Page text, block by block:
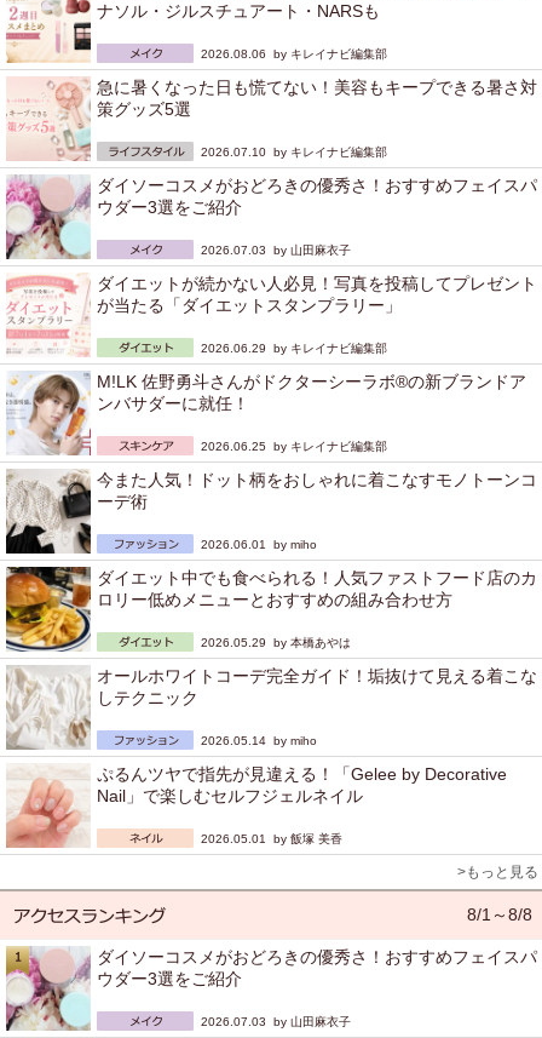
ナソル・ジルスチュアート・NARSも
2026.08.06 by キレイナビ編集部
急に暑くなった日も慌てない！美容もキープできる暑さ対
策グッズ5選
2026.07.10 by キレイナビ編集部
ダイソーコスメがおどろきの優秀さ！おすすめフェイスパ
ウダー3選をご紹介
2026.07.03 by 山田麻衣子
ダイエットが続かない人必見！写真を投稿してプレゼント
が当たる「ダイエットスタンプラリー」
2026.06.29 by キレイナビ編集部
M!LK 佐野勇斗さんがドクターシーラボ®の新ブランドア
ンバサダーに就任！
2026.06.25 by キレイナビ編集部
今また人気！ドット柄をおしゃれに着こなすモノトーンコ
ーデ術
2026.06.01 by miho
ダイエット中でも食べられる！人気ファストフード店のカ
ロリー低めメニューとおすすめの組み合わせ方
2026.05.29 by 本橋あやは
オールホワイトコーデ完全ガイド！垢抜けて見える着こな
しテクニック
2026.05.14 by miho
ぷるんツヤで指先が見違える！「Gelee by Decorative
Nail」で楽しむセルフジェルネイル
2026.05.01 by 飯塚 美香
>もっと見る
8/1～8/8
ダイソーコスメがおどろきの優秀さ！おすすめフェイスパ
ウダー3選をご紹介
2026.07.03 by 山田麻衣子